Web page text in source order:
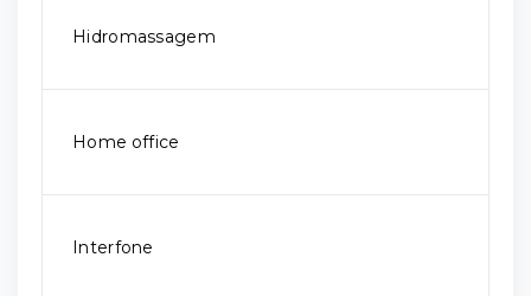
Hidromassagem
Home office
Interfone